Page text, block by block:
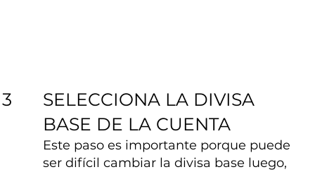
3
SELECCIONA LA DIVISA
BASE DE LA CUENTA
Este paso es importante porque puede
ser difícil cambiar la divisa base luego,